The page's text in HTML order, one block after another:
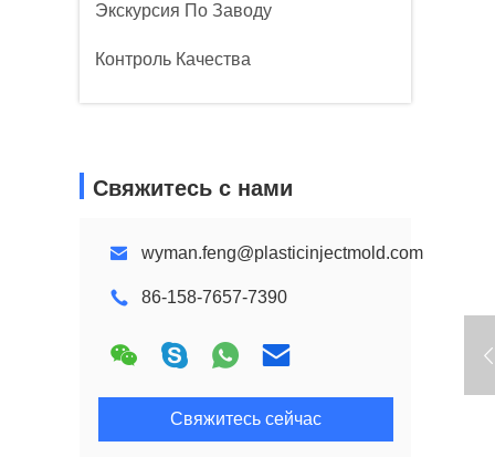
Экскурсия По Заводу
Контроль Качества
Свяжитесь с нами
wyman.feng@plasticinjectmold.com
86-158-7657-7390
Свяжитесь сейчас